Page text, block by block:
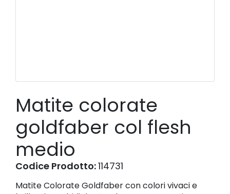
Matite colorate
goldfaber col flesh
medio
Codice Prodotto:114731
Matite Colorate Goldfaber con colori vivaci e